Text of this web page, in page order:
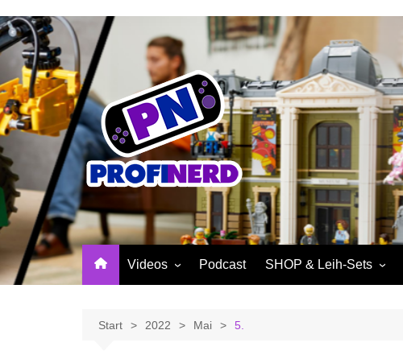
Inhalt
springen
Videos
Reviews
Podcast SHOP & Leih-Sets
Start 2022 Mai 5.